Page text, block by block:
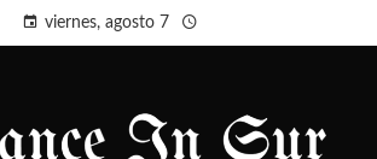
viernes, agosto 7